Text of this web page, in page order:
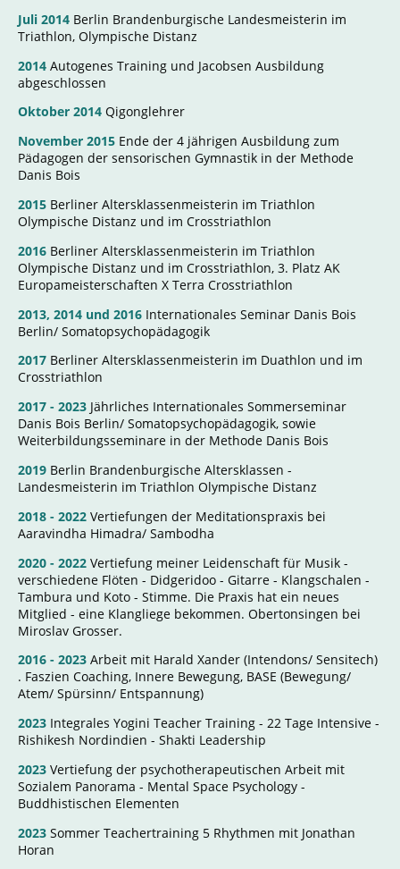
Juli 2014 Berlin Brandenburgische Landesmeisterin im
Triathlon, Olympische Distanz
2014 Autogenes Training und Jacobsen Ausbildung
abgeschlossen
Oktober 2014 Qigonglehrer
November 2015 Ende der 4 jährigen Ausbildung zum
Pädagogen der sensorischen Gymnastik in der Methode
Danis Bois
2015 Berliner Altersklassenmeisterin im Triathlon
Olympische Distanz und im Crosstriathlon
2016 Berliner Altersklassenmeisterin im Triathlon
Olympische Distanz und im Crosstriathlon, 3. Platz AK
Europameisterschaften X Terra Crosstriathlon
2013, 2014 und 2016 Internationales Seminar Danis Bois
Berlin/ Somatopsychopädagogik
2017 Berliner Altersklassenmeisterin im Duathlon und im
Crosstriathlon
2017 - 2023 Jährliches Internationales Sommerseminar
Danis Bois Berlin/ Somatopsychopädagogik, sowie
Weiterbildungsseminare in der Methode Danis Bois
2019 Berlin Brandenburgische Altersklassen -
Landesmeisterin im Triathlon Olympische Distanz
2018 - 2022 Vertiefungen der Meditationspraxis bei
Aaravindha Himadra/ Sambodha
2020 - 2022 Vertiefung meiner Leidenschaft für Musik -
verschiedene Flöten - Didgeridoo - Gitarre - Klangschalen -
Tambura und Koto - Stimme. Die Praxis hat ein neues
Mitglied - eine Klangliege bekommen. Obertonsingen bei
Miroslav Grosser.
2016 - 2023 Arbeit mit Harald Xander (Intendons/ Sensitech)
. Faszien Coaching, Innere Bewegung, BASE (Bewegung/
Atem/ Spürsinn/ Entspannung)
2023 Integrales Yogini Teacher Training - 22 Tage Intensive -
Rishikesh Nordindien - Shakti Leadership
2023 Vertiefung der psychotherapeutischen Arbeit mit
Sozialem Panorama - Mental Space Psychology -
Buddhistischen Elementen
2023 Sommer Teachertraining 5 Rhythmen mit Jonathan
Horan